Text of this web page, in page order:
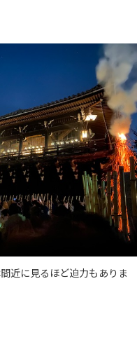
近に見るほど迫力もありま